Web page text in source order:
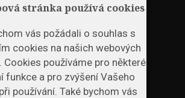
stránka používá cookies
vás požádali o souhlas s
cookies na našich webových
Cookies používáme pro některé
funkce a pro zvýšení Vašeho
používání. Také bychom vás
ODPADNÍ PLASTY
NEWSLETTER